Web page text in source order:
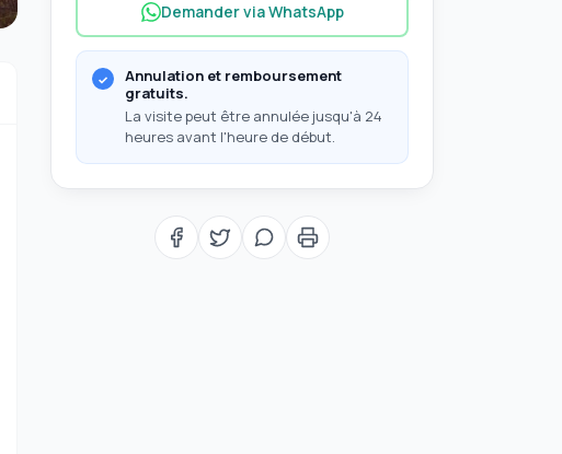
Demander via WhatsApp
Annulation et remboursement
gratuits.
La visite peut être annulée jusqu'à 24
heures avant l'heure de début.